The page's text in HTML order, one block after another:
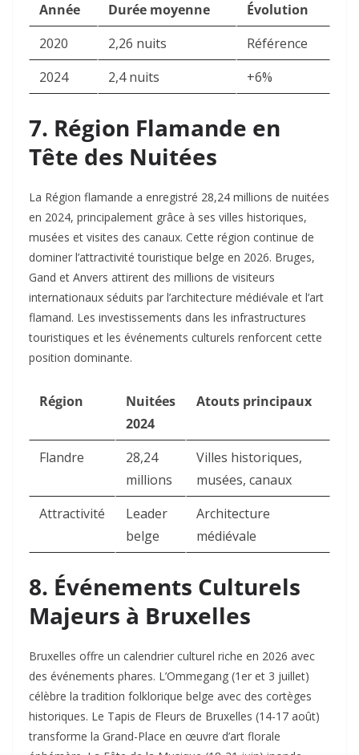
Année Durée moyenne
Évolution
2020
2,26 nuits
Référence
2024
2,4 nuits +6%
7. Région Flamande en
Tête des Nuitées
La Région flamande a enregistré 28,24 millions de nuitées
en 2024, principalement grâce à ses villes historiques,
musées et visites des canaux. Cette région continue de
dominer l’attractivité touristique belge en 2026. Bruges,
Gand et Anvers attirent des millions de visiteurs
internationaux séduits par l’architecture médiévale et l’art
flamand. Les investissements dans les infrastructures
touristiques et les événements culturels renforcent cette
position dominante.​
Région
Nuitées
2024
Atouts principaux
Flandre
28,24
millions
Villes historiques,
musées, canaux
Attractivité
Leader
belge
Architecture
médiévale
8. Événements Culturels
Majeurs à Bruxelles
Bruxelles offre un calendrier culturel riche en 2026 avec
des événements phares. L’Ommegang (1er et 3 juillet)
célèbre la tradition folklorique belge avec des cortèges
historiques. Le Tapis de Fleurs de Bruxelles (14-17 août)
transforme la Grand-Place en œuvre d’art florale